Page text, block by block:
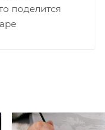
поделится